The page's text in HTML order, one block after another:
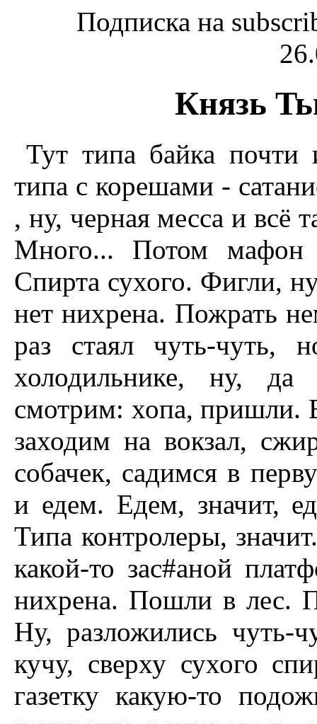
Подписка на
Князь
Тут типа байка
типа с корешами -
, ну, черная месса и всё
Много... Потом мафон
Спирта сухого. Фигли,
нет нихрена. Пожрать
раз стаял чуть-чуть,
холодильнике, ну,
смотрим: хопа, пришли.
заходим на вокзал,
собачек, садимся в
и едем. Едем, значит,
Типа контролеры,
какой-то зас#аной
нихрена. Пошли в лес.
Ну, разложились чуть-
кучу, сверху сухого
газетку какую-то